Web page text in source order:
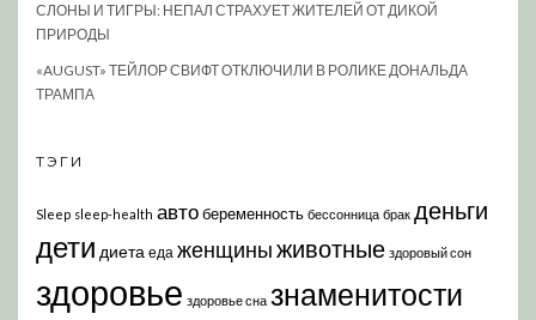
СЛОНЫ И ТИГРЫ: НЕПАЛ СТРАХУЕТ ЖИТЕЛЕЙ ОТ ДИКОЙ
ПРИРОДЫ
«AUGUST» ТЕЙЛОР СВИФТ ОТКЛЮЧИЛИ В РОЛИКЕ ДОНАЛЬДА
ТРАМПА
ТЭГИ
Sleep sleep-health автобеременность бессонница брак деньги
дети диета еда женщиныживотные здоровый сон
здоровье здоровье сна знаменитости